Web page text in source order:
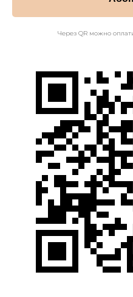
Через QR можно